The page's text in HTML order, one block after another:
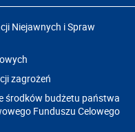
Niejawnych i Spraw
zagrożeń
środków budżetu państwa
Funduszu Celowego